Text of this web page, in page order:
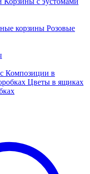
корзины Розовые
Композиции в
Цветы в ящиках